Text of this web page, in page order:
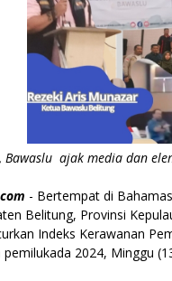
Bawaslu ajak media dan
- Bertempat di
Belitung, Provinsi
Indeks Kerawanan
2024, Minggu